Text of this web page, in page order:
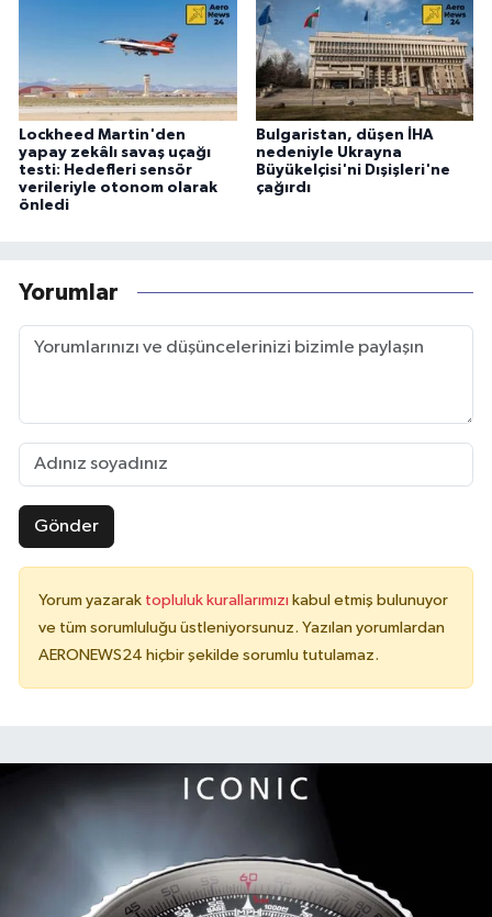
Lockheed Martin'den
yapay zekâlı savaş uçağı
testi: Hedefleri sensör
verileriyle otonom olarak
önledi
Bulgaristan, düşen İHA
nedeniyle Ukrayna
Büyükelçisi'ni Dışişleri'ne
çağırdı
Yorumlar
Gönder
Yorum yazarak topluluk kurallarımızı kabul etmiş bulunuyor
ve tüm sorumluluğu üstleniyorsunuz. Yazılan yorumlardan
AERONEWS24 hiçbir şekilde sorumlu tutulamaz.